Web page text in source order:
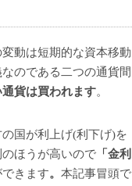
動は短期的な資本移動
のである二つの通貨間
貨は買われます。
国が利上げ(利下げ)を
ほうが高いので 「金利
きます。 本記事冒頭で